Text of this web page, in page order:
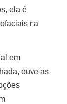
ela é
na
em
ouve as